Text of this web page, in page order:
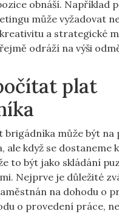
obnáší. Například
může vyžadovat
a strategické
odráží na výši
plat
brigádníka může být na
ale když se dostaneme k
to být jako skládání
Nejprve je důležité
na dohodu o
o provedení práce,